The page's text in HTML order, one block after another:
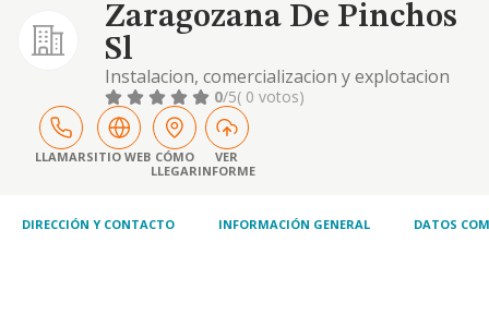
Zaragozana De Pinchos
Sl
Instalacion, comercializacion y explotacion
de bares; cafeterias, restaurantes, hoteles,
pizzerias y cualesquiera otras relacionadas
directamente con el gremio de la hosteleria.
transporte relacionado con la actividad an
0/5( 0 votos)
LLAMARSITIO WEB CÓMO
LLEGAR
VER
INFORME
DIRECCIÓN Y CONTACTO INFORMACIÓN GENERAL DATOS